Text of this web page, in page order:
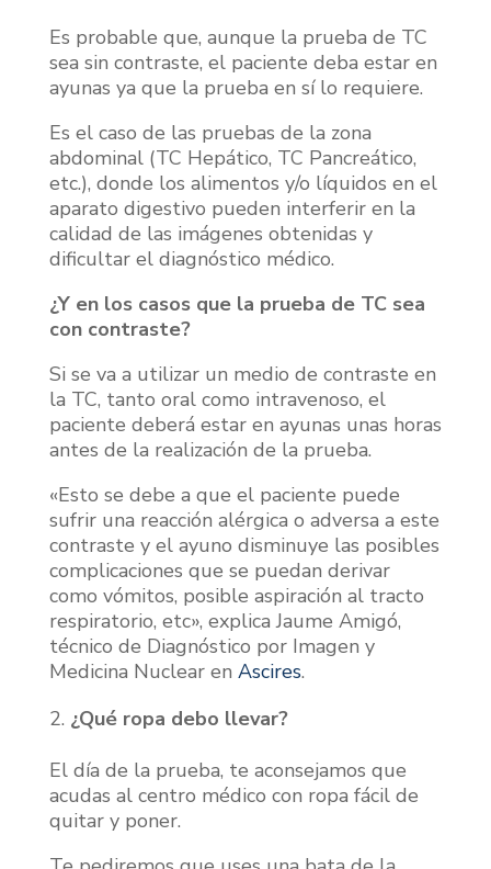
Es probable que, aunque la prueba de TC
sea sin contraste, el paciente deba estar en
ayunas ya que la prueba en sí lo requiere.
Es el caso de las pruebas de la zona
abdominal (TC Hepático, TC Pancreático,
etc.), donde los alimentos y/o líquidos en el
aparato digestivo pueden interferir en la
calidad de las imágenes obtenidas y
dificultar el diagnóstico médico.
¿Y en los casos que la prueba de TC sea
con contraste?
Si se va a utilizar un medio de contraste en
la TC, tanto oral como intravenoso, el
paciente deberá estar en ayunas unas horas
antes de la realización de la prueba.
«Esto se debe a que el paciente puede
sufrir una reacción alérgica o adversa a este
contraste y el ayuno disminuye las posibles
complicaciones que se puedan derivar
como vómitos, posible aspiración al tracto
respiratorio, etc», explica Jaume Amigó,
técnico de Diagnóstico por Imagen y
Medicina Nuclear en Ascires.
¿Qué ropa debo llevar?
El día de la prueba, te aconsejamos que
acudas al centro médico con ropa fácil de
quitar y poner.